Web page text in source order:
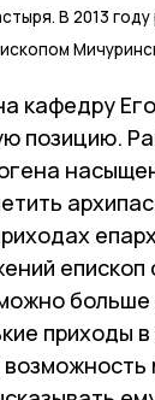
В 2013
кафедру
позицию.
епископ
приходы